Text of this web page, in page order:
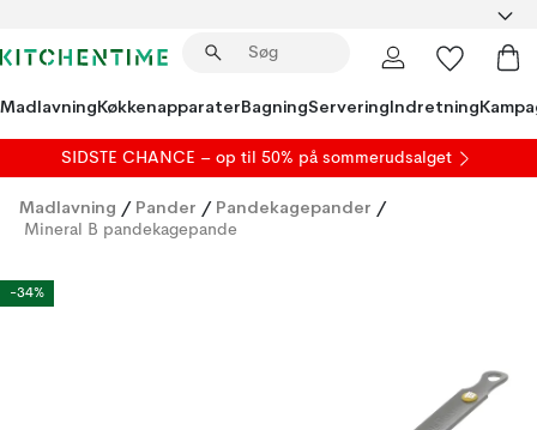
MadlavningKøkkenapparaterBagningServeringIndretning
SIDSTE CHANCE – op til 50% på sommerudsalget
Madlavning / Pander / Pandekagepander /
Mineral B pandekagepande
-34%